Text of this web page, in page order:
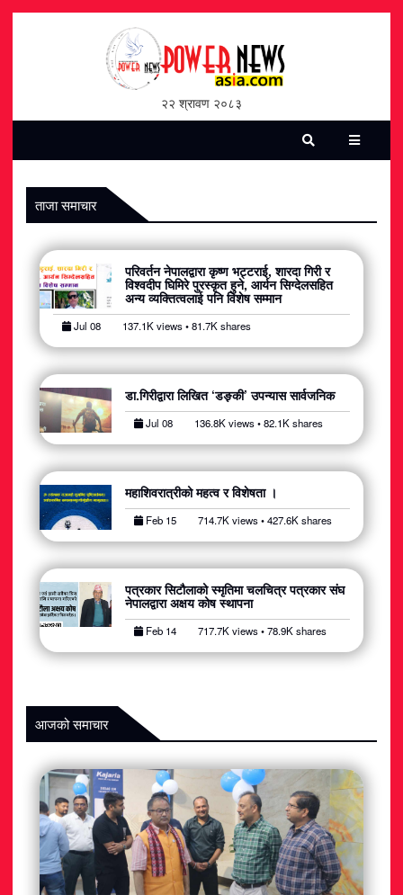
२२ श्रावण २०८३
समाचार
शन्ती / सुरक्षा
विचार / विमर्श
अटोमोबाइल
खेलकुद
राजनीति
स्वास्थ्य
मनोरञ्जन
ताजा समाचार
परिवर्तन नेपालद्वारा कृष्ण भट्टराई, शारदा गिरी र
विश्वदीप घिमिरे पुरस्कृत हुने, आर्यन सिग्देलसहित
अन्य व्यक्तित्वलाई पनि विशेष सम्मान
Jul 08 137.1K views • 81.7K shares
डा.गिरीद्वारा लिखित ‘डङ्की’ उपन्यास सार्वजनिक
Jul 08 136.8K views • 82.1K shares
महाशिवरात्रीको महत्व र विशेषता ।
Feb 15 714.7K views • 427.6K shares
पत्रकार सिटौलाको स्मृतिमा चलचित्र पत्रकार संघ
नेपालद्वारा अक्षय कोष स्थापना
Feb 14 717.7K views • 78.9K shares
आजको समाचार